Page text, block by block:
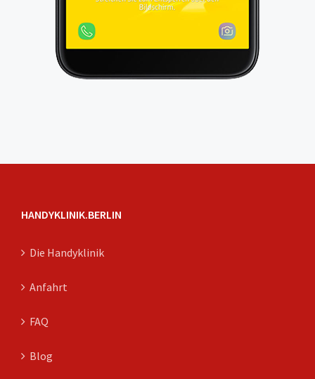
HANDYKLINIK.BERLIN
Die Handyklinik
Anfahrt
FAQ
Blog